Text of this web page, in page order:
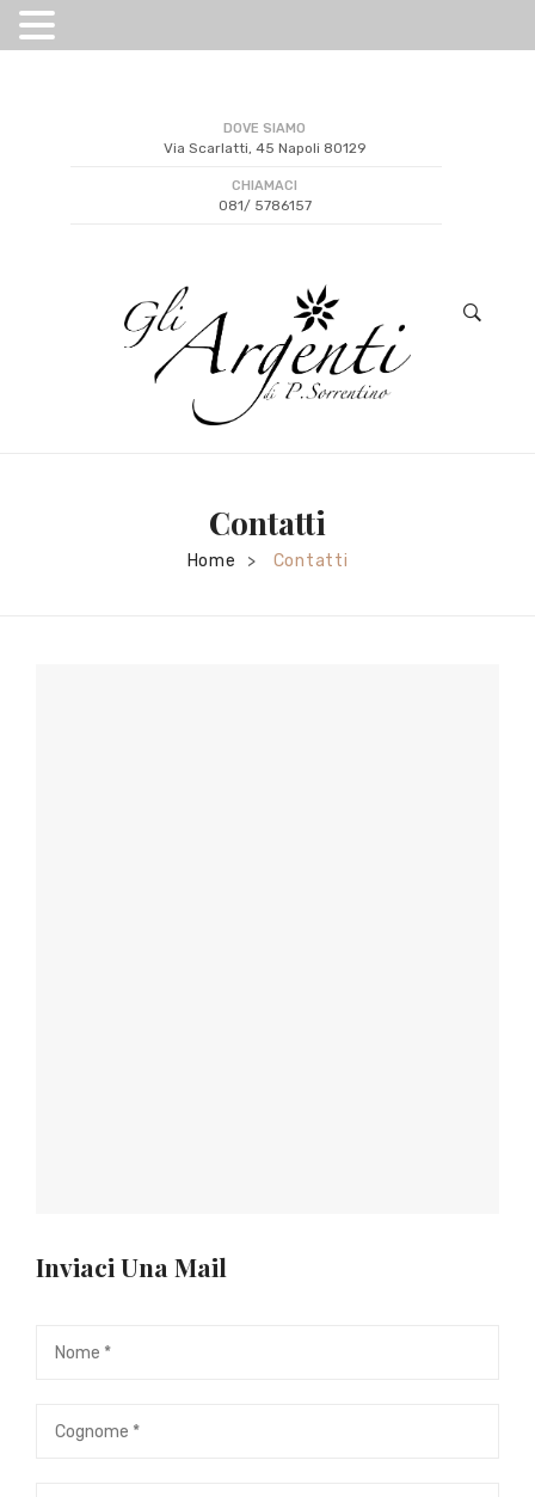
DOVE SIAMO
Via Scarlatti, 45 Napoli 80129
CHIAMACI
081/ 5786157
Contatti
Home > Contatti
Inviaci Una Mail